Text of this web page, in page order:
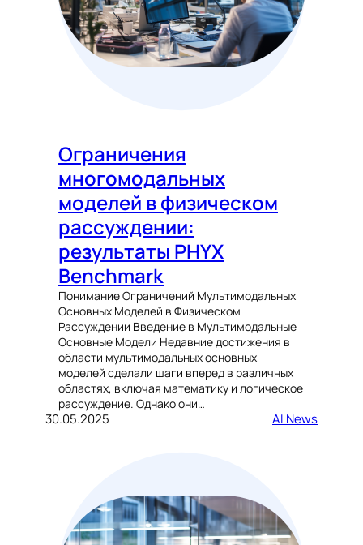
Ограничения
многомодальных
моделей в физическом
рассуждении:
результаты PHYX
Benchmark
Понимание Ограничений Мультимодальных
Основных Моделей в Физическом
Рассуждении Введение в Мультимодальные
Основные Модели Недавние достижения в
области мультимодальных основных
моделей сделали шаги вперед в различных
областях, включая математику и логическое
рассуждение. Однако они…
30.05.2025 AI News